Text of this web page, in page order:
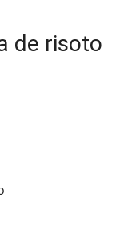
de risoto